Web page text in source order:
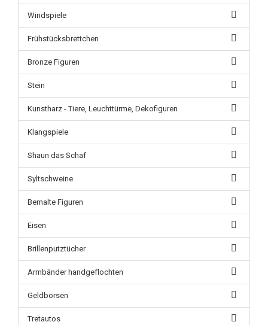
Windspiele
Frühstücksbrettchen
Bronze Figuren
Stein
Kunstharz - Tiere, Leuchttürme, Dekofiguren
Klangspiele
Shaun das Schaf
Syltschweine
Bemalte Figuren
Eisen
Brillenputztücher
Armbänder handgeflochten
Geldbörsen
Tretautos